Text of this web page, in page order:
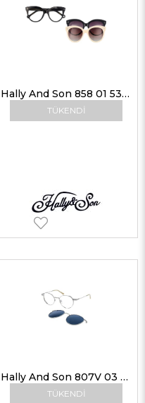
TÜKENDI
Hally And Son 858 01 53-19 Kadın Güneş Gözlükleri
TÜKENDI
Hally And Son 807V 03 48-20 Klipsli Gözlük